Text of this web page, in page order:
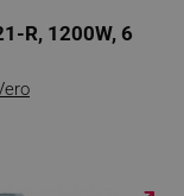
R, 1200W, 6